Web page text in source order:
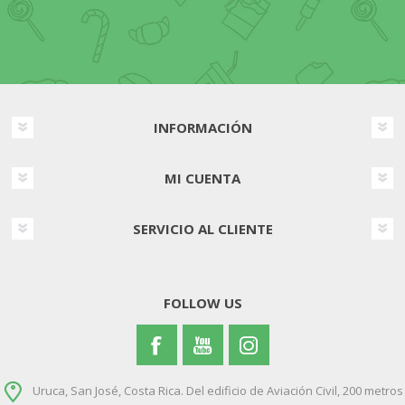
INFORMACIÓN
MI CUENTA
SERVICIO AL CLIENTE
FOLLOW US
Uruca, San José, Costa Rica. Del edificio de Aviación Civil, 200 metros